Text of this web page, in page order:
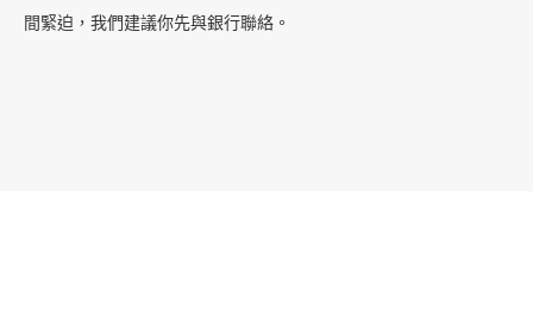
間緊迫，我們建議你先與銀行聯絡。